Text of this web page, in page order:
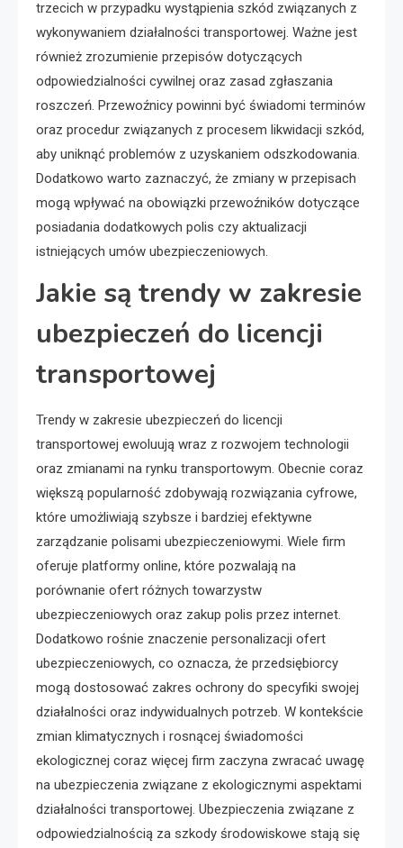
trzecich w przypadku wystąpienia szkód związanych z
wykonywaniem działalności transportowej. Ważne jest
również zrozumienie przepisów dotyczących
odpowiedzialności cywilnej oraz zasad zgłaszania
roszczeń. Przewoźnicy powinni być świadomi terminów
oraz procedur związanych z procesem likwidacji szkód,
aby uniknąć problemów z uzyskaniem odszkodowania.
Dodatkowo warto zaznaczyć, że zmiany w przepisach
mogą wpływać na obowiązki przewoźników dotyczące
posiadania dodatkowych polis czy aktualizacji
istniejących umów ubezpieczeniowych.
Jakie są trendy w zakresie
ubezpieczeń do licencji
transportowej
Trendy w zakresie ubezpieczeń do licencji
transportowej ewoluują wraz z rozwojem technologii
oraz zmianami na rynku transportowym. Obecnie coraz
większą popularność zdobywają rozwiązania cyfrowe,
które umożliwiają szybsze i bardziej efektywne
zarządzanie polisami ubezpieczeniowymi. Wiele firm
oferuje platformy online, które pozwalają na
porównanie ofert różnych towarzystw
ubezpieczeniowych oraz zakup polis przez internet.
Dodatkowo rośnie znaczenie personalizacji ofert
ubezpieczeniowych, co oznacza, że przedsiębiorcy
mogą dostosować zakres ochrony do specyfiki swojej
działalności oraz indywidualnych potrzeb. W kontekście
zmian klimatycznych i rosnącej świadomości
ekologicznej coraz więcej firm zaczyna zwracać uwagę
na ubezpieczenia związane z ekologicznymi aspektami
działalności transportowej. Ubezpieczenia związane z
odpowiedzialnością za szkody środowiskowe stają się